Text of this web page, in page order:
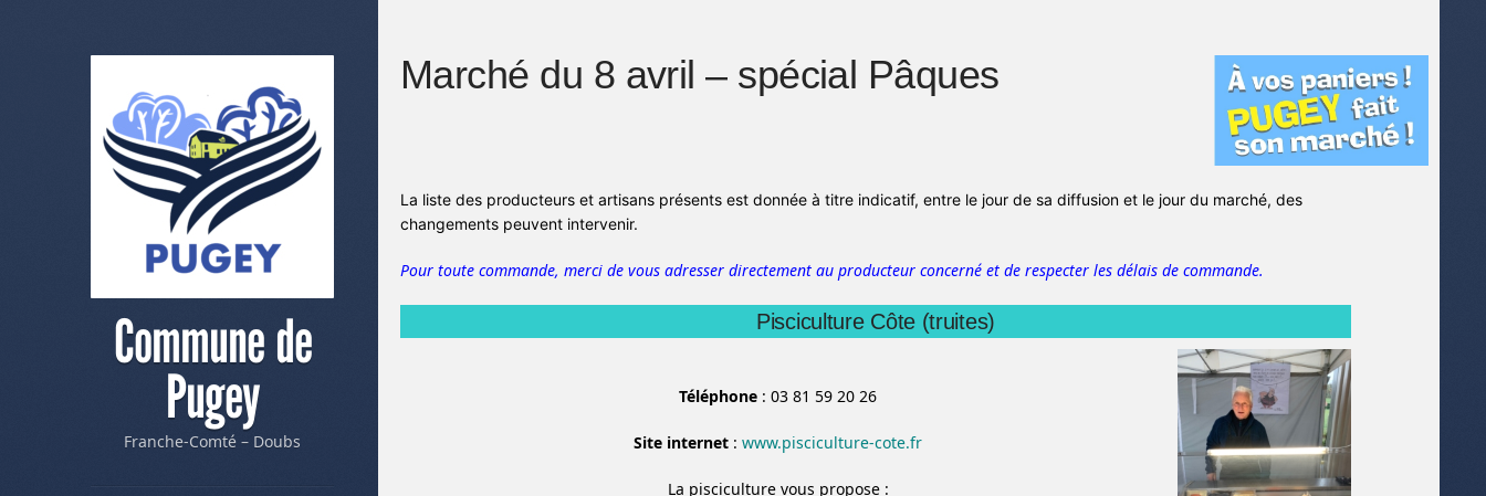
Commune de
Pugey
Franche-Comté – Doubs
Marché du 8 avril – spécial Pâques
La liste des producteurs et artisans présents est donnée à titre indicatif, entre le jour de sa diffusion et le jour du marché, des
changements peuvent intervenir.
Pour toute commande, merci de vous adresser directement au producteur concerné et de respecter les délais de commande.
Pisciculture Côte (truites)
Téléphone : 03 81 59 20 26
Site internet : www.pisciculture-cote.fr
La pisciculture vous propose :